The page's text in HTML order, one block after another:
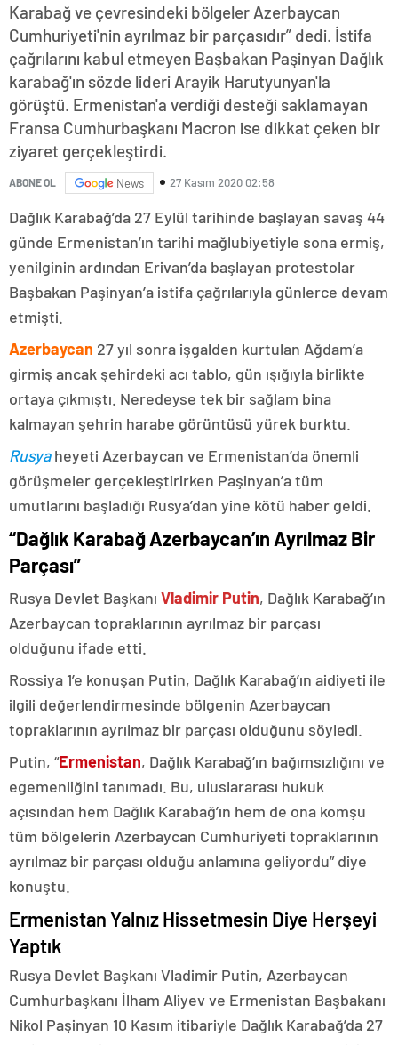
Karabağ ve çevresindeki bölgeler Azerbaycan
Cumhuriyeti'nin ayrılmaz bir parçasıdır” dedi. İstifa
çağrılarını kabul etmeyen Başbakan Paşinyan Dağlık
karabağ'ın sözde lideri Arayik Harutyunyan'la
görüştü. Ermenistan'a verdiği desteği saklamayan
Fransa Cumhurbaşkanı Macron ise dikkat çeken bir
ziyaret gerçekleştirdi.
ABONE OL News 27 Kasım 2020 02:58
Dağlık Karabağ’da 27 Eylül tarihinde başlayan savaş 44
günde Ermenistan’ın tarihi mağlubiyetiyle sona ermiş,
yenilginin ardından Erivan’da başlayan protestolar
Başbakan Paşinyan’a istifa çağrılarıyla günlerce devam
etmişti.
Azerbaycan 27 yıl sonra işgalden kurtulan Ağdam’a
girmiş ancak şehirdeki acı tablo, gün ışığıyla birlikte
ortaya çıkmıştı. Neredeyse tek bir sağlam bina
kalmayan şehrin harabe görüntüsü yürek burktu.
Rusyaheyeti Azerbaycan ve Ermenistan’da önemli
görüşmeler gerçekleştirirken Paşinyan’a tüm
umutlarını başladığı Rusya’dan yine kötü haber geldi.
“Dağlık Karabağ Azerbaycan’ın Ayrılmaz Bir
Parçası”
Rusya Devlet Başkanı Vladimir Putin, Dağlık Karabağ’ın
Azerbaycan topraklarının ayrılmaz bir parçası
olduğunu ifade etti.
Rossiya 1’e konuşan Putin, Dağlık Karabağ’ın aidiyeti ile
ilgili değerlendirmesinde bölgenin Azerbaycan
topraklarının ayrılmaz bir parçası olduğunu söyledi.
Putin, “Ermenistan, Dağlık Karabağ’ın bağımsızlığını ve
egemenliğini tanımadı. Bu, uluslararası hukuk
açısından hem Dağlık Karabağ’ın hem de ona komşu
tüm bölgelerin Azerbaycan Cumhuriyeti topraklarının
ayrılmaz bir parçası olduğu anlamına geliyordu” diye
konuştu.
Ermenistan Yalnız Hissetmesin Diye Herşeyi
Yaptık
Rusya Devlet Başkanı Vladimir Putin, Azerbaycan
Cumhurbaşkanı İlham Aliyev ve Ermenistan Başbakanı
Nikol Paşinyan 10 Kasım itibariyle Dağlık Karabağ’da 27